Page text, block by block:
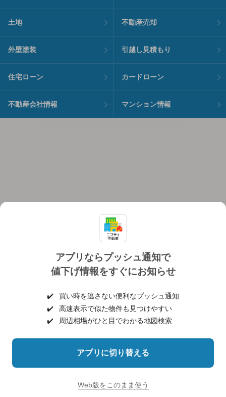
アプリならプッシュ通知で
値下げ情報をすぐにお知らせ
✔️
買い時を逃さない便利なプッシュ通知
✔️
高速表示で似た物件も見つけやすい
✔️
周辺相場がひと目でわかる地図検索
アプリに切り替える
Web版をこのまま使う
土地 不動産売却
外壁塗装 引越し見積もり
住宅ローン カードローン
不動産会社情報 マンション情報
個人情報保護ポリシー 利用規約
ヘルプ・お問い合わせ 採用情報
©NIFTY Lifestyle Co., Ltd.